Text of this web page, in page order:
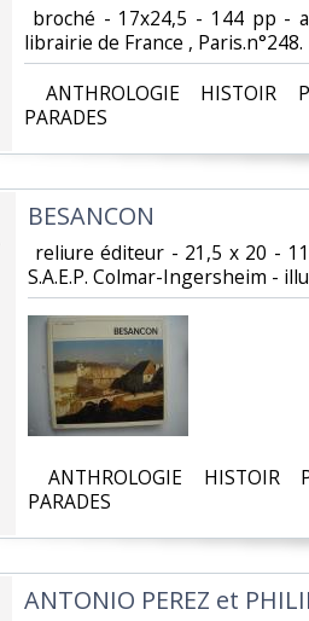
broché - 17x24,5 - 144 pp -
librairie de France , Paris.n°248.‎
ANTHROLOGIE HISTOIR
PARADES‎
‎BESANCON ‎
reliure éditeur - 21,5 x 20 -
S.A.E.P. Colmar-Ingersheim -
ANTHROLOGIE HISTOIR
PARADES‎
‎ANTONIO PEREZ et